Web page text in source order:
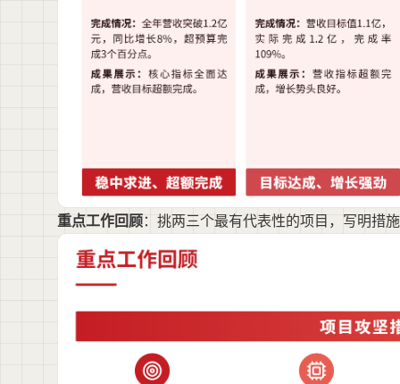
重点工作回顾：挑两三个最有代表性的项目，写明措